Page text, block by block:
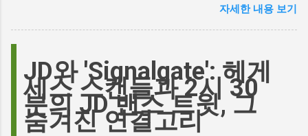
이름이 왜 다시 사람들의 입에 오르내리는 걸까
요? 표면적으로는 마고 로비가 제작하고 주연을
이 그 시작입니다. 하지만 그 이면에는 '연기'라
는 예술에 대한 깊은 갈망과, 완벽주의를 향한
끊임없는 열망이 숨겨져 있습니다. Photo by
Plufow Le Studio on Unsplash 폭풍의 언덕, 그
리고 캐스팅 논쟁의 불씨 최근 몇 주 동안 영화
자세한 내용 보기
JD와 'Signalgate': 헤게
세스 스캔들과 2시 30
분의 JD 밴스 트윗, 그
숨겨진 연결고리